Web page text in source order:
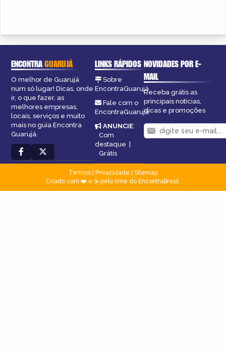
ENCONTRAGUARUJÁ
O melhor de Guarujá
num só lugar! Dicas, onde
ir, o que fazer, as
melhores empresas,
locais, serviços e muito
mais no guia Encontra
Guarujá.
LINKS RÁPIDOS
Sobre
EncontraGuarujá
Fale com o
EncontraGuarujá
ANUNCIE:
Com
destaque |
Grátis
NOVIDADES POR E-
MAIL
Receba grátis as
principais notícias,
dicas e promoções
Termos| Privacidade
Sitemap
Criado com ❤️ e ☕ pelo time do EncontraBrasil